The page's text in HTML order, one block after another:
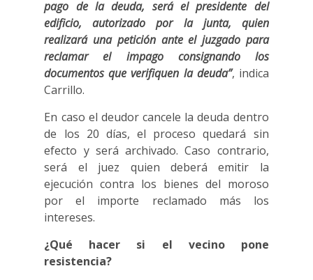
pago de la deuda, será el presidente del
edificio, autorizado por la junta, quien
realizará una petición ante el juzgado para
reclamar el impago consignando los
documentos que verifiquen la deuda”, indica
Carrillo.
En caso el deudor cancele la deuda dentro
de los 20 días, el proceso quedará sin
efecto y será archivado. Caso contrario,
será el juez quien deberá emitir la
ejecución contra los bienes del moroso
por el importe reclamado más los
intereses.
¿Qué hacer si el vecino pone
resistencia?